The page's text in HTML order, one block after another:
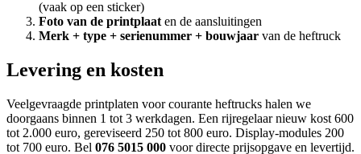
(vaak op een sticker)
Foto van de printplaat en de aansluitingen
Merk + type + serienummer + bouwjaar van de heftruck
Levering en kosten
Veelgevraagde printplaten voor courante heftrucks halen we
doorgaans binnen 1 tot 3 werkdagen. Een rijregelaar nieuw kost 600
tot 2.000 euro, gereviseerd 250 tot 800 euro. Display-modules 200
tot 700 euro. Bel 076 5015 000 voor directe prijsopgave en levertijd.